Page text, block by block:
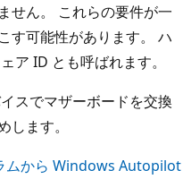
せん。 これらの要件が一
す可能性があります。 ハ
ア ID とも呼ばれます。
スでマザーボードを交換
ます。
から Windows Autopilot